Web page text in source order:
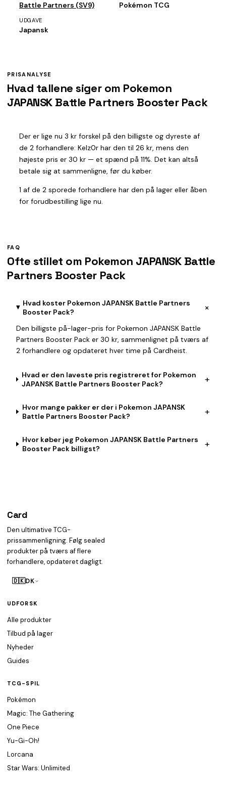
Battle Partners (SV9) Pokémon TCG
UDGAVE
Japansk
PRISANALYSE
Hvad tallene siger om Pokemon
JAPANSK Battle Partners Booster Pack
Der er lige nu 3 kr forskel på den billigste og dyreste af
de 2 forhandlere: Kelz0r har den til 26 kr, mens den
højeste pris er 30 kr — et spænd på 11%. Det kan altså
betale sig at sammenligne, før du køber.
1 af de 2 sporede forhandlere har den på lager eller åben
for forudbestilling lige nu.
FAQ
Ofte stillet om Pokemon JAPANSK Battle
Partners Booster Pack
Hvad koster Pokemon JAPANSK Battle Partners
Booster Pack?
+
Den billigste på-lager-pris for Pokemon JAPANSK Battle
Partners Booster Pack er 30 kr, sammenlignet på tværs af
2 forhandlere og opdateret hver time på Cardheist.
Hvad er den laveste pris registreret for Pokemon
JAPANSK Battle Partners Booster Pack?
+
Hvor mange pakker er der i Pokemon JAPANSK
Battle Partners Booster Pack?
+
Hvor køber jeg Pokemon JAPANSK Battle Partners
Booster Pack billigst?
+
Card
Den ultimative TCG-
prissammenligning. Følg sealed
produkter på tværs af flere
forhandlere, opdateret dagligt.
🇩🇰DK
UDFORSK
Alle produkter
Tilbud på lager
Nyheder
Guides
TCG-SPIL
Pokémon
Magic: The Gathering
One Piece
Yu-Gi-Oh!
Lorcana
Star Wars: Unlimited